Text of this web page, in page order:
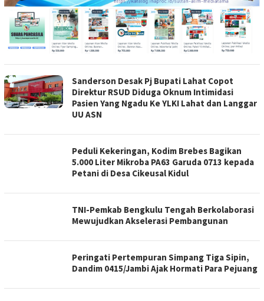
Sanderson Desak Pj Bupati Lahat Copot
Direktur RSUD Diduga Oknum Intimidasi
Pasien Yang Ngadu Ke YLKI Lahat dan Langgar
UU ASN
Peduli Kekeringan, Kodim Brebes Bagikan
5.000 Liter Mikroba PA63 Garuda 0713 kepada
Petani di Desa Cikeusal Kidul
TNI-Pemkab Bengkulu Tengah Berkolaborasi
Mewujudkan Akselerasi Pembangunan
Peringati Pertempuran Simpang Tiga Sipin,
Dandim 0415/Jambi Ajak Hormati Para Pejuang